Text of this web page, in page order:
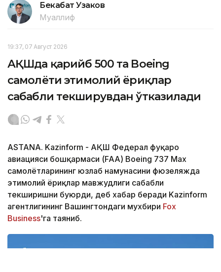
Бекабат Узаков
Муаллиф
19:37, 07 Август 2026
АҚШда қарийб 500 та Boeing
самолёти эҳтимолий ёриқлар
сабабли текширувдан ўтказилади
ASTANA. Kazinform - АҚШ Федерал фуқаро
авиацияси бошқармаси (FAA) Boeing 737 Max
самолётларининг юзлаб намунасини фюзеляжда
эҳтимолий ёриқлар мавжудлиги сабабли
текширишни буюрди, деб хабар беради Kazinform
агентлигининг Вашингтондаги мухбири Fox
Business'га таяниб.